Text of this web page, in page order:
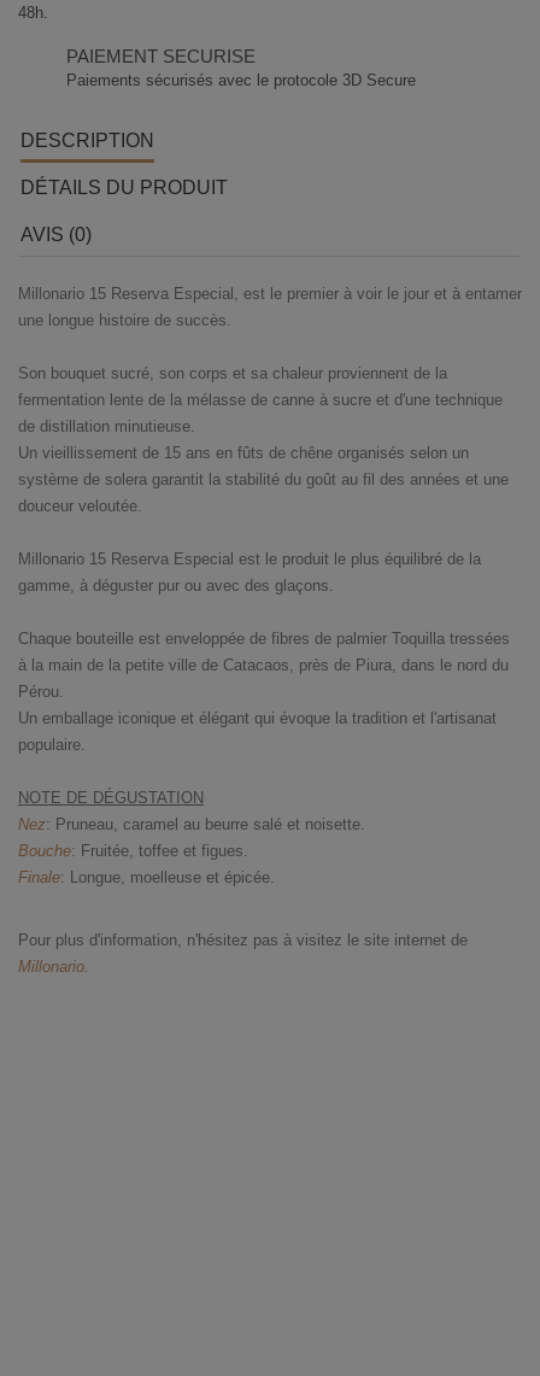
48h.
PAIEMENT SECURISE
Paiements sécurisés avec le protocole 3D Secure
DESCRIPTION
DÉTAILS DU PRODUIT
AVIS (0)
Millonario 15 Reserva Especial, est le premier à voir le jour et à entamer
une longue histoire de succès.
Son bouquet sucré, son corps et sa chaleur proviennent de la
fermentation lente de la mélasse de canne à sucre et d'une technique
de distillation minutieuse.
Un vieillissement de 15 ans en fûts de chêne organisés selon un
système de solera garantit la stabilité du goût au fil des années et une
douceur veloutée.
Millonario 15 Reserva Especial est le produit le plus équilibré de la
gamme, à déguster pur ou avec des glaçons.
Chaque bouteille est enveloppée de fibres de palmier Toquilla tressées
à la main de la petite ville de Catacaos, près de Piura, dans le nord du
Pérou.
Un emballage iconique et élégant qui évoque la tradition et l'artisanat
populaire.
NOTE DE DÉGUSTATION
Nez: Pruneau, caramel au beurre salé et noisette.
Bouche: Fruitée, toffee et figues.
Finale: Longue, moelleuse et épicée.
Pour plus d'information, n'hésitez pas à visitez le site internet de
Millonario.